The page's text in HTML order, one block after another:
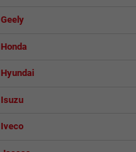
Geely
Honda
Hyundai
Isuzu
Iveco